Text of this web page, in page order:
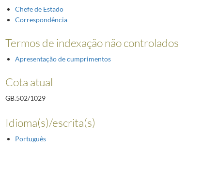
Chefe de Estado
Correspondência
Termos de indexação não controlados
Apresentação de cumprimentos
Cota atual
GB.502/1029
Idioma(s)/escrita(s)
Português